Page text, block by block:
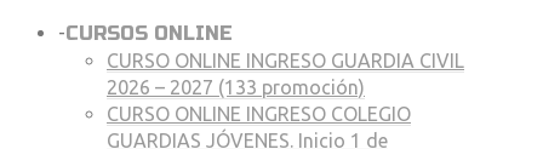
-CURSOS ONLINE
CURSO ONLINE INGRESO GUARDIA CIVIL
2026 – 2027 (133 promoción)
CURSO ONLINE INGRESO COLEGIO
GUARDIAS JÓVENES. Inicio 1 de